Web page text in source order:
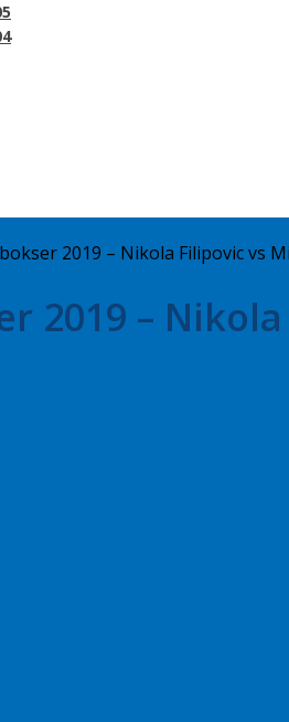
2019 – Nikola Filipovic vs
2019 –